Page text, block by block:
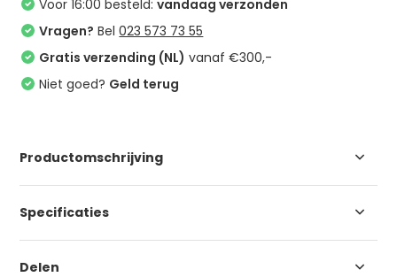
Voor 16:00 besteld:vandaag verzonden
Vragen? Bel023 573 73 55
Gratis verzending (NL) vanaf €300,-
Niet goed? Geld terug
Productomschrijving
Specificaties
Delen